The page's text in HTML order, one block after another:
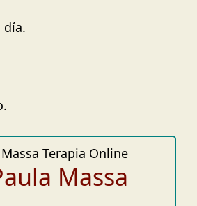
día.
Massa